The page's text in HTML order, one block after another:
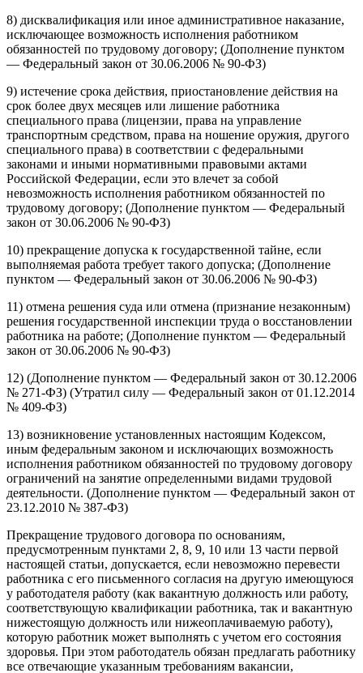
8) дисквалификация или иное административное наказание,
исключающее возможность исполнения работником
обязанностей по трудовому договору; (Дополнение пунктом
— Федеральный закон от 30.06.2006 № 90-ФЗ)
9) истечение срока действия, приостановление действия на
срок более двух месяцев или лишение работника
специального права (лицензии, права на управление
транспортным средством, права на ношение оружия, другого
специального права) в соответствии с федеральными
законами и иными нормативными правовыми актами
Российской Федерации, если это влечет за собой
невозможность исполнения работником обязанностей по
трудовому договору; (Дополнение пунктом — Федеральный
закон от 30.06.2006 № 90-ФЗ)
10) прекращение допуска к государственной тайне, если
выполняемая работа требует такого допуска; (Дополнение
пунктом — Федеральный закон от 30.06.2006 № 90-ФЗ)
11) отмена решения суда или отмена (признание незаконным)
решения государственной инспекции труда о восстановлении
работника на работе; (Дополнение пунктом — Федеральный
закон от 30.06.2006 № 90-ФЗ)
12) (Дополнение пунктом — Федеральный закон от 30.12.2006
№ 271-ФЗ) (Утратил силу — Федеральный закон от 01.12.2014
№ 409-ФЗ)
13) возникновение установленных настоящим Кодексом,
иным федеральным законом и исключающих возможность
исполнения работником обязанностей по трудовому договору
ограничений на занятие определенными видами трудовой
деятельности. (Дополнение пунктом — Федеральный закон от
23.12.2010 № 387-ФЗ)
Прекращение трудового договора по основаниям,
предусмотренным пунктами 2, 8, 9, 10 или 13 части первой
настоящей статьи, допускается, если невозможно перевести
работника с его письменного согласия на другую имеющуюся
у работодателя работу (как вакантную должность или работу,
соответствующую квалификации работника, так и вакантную
нижестоящую должность или нижеоплачиваемую работу),
которую работник может выполнять с учетом его состояния
здоровья. При этом работодатель обязан предлагать работнику
все отвечающие указанным требованиям вакансии,